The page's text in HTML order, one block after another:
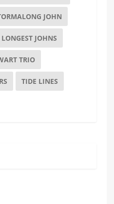
JOHN
JOHNS
TRIO
TIDE LINES